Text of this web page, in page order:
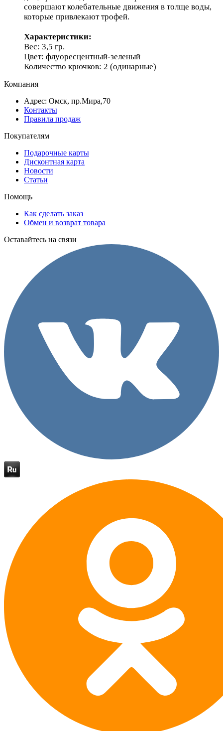
совершают колебательные движения в толще воды,
которые привлекают трофей.
Характеристики:
Вес: 3,5 гр.
Цвет: флуоресцентный-зеленый
Количество крючков: 2 (одинарные)
Компания
Адрес: Омск, пр.Мира,70
Контакты
Правила продаж
Покупателям
Подарочные карты
Дисконтная карта
Новости
Статьи
Помощь
Как сделать заказ
Обмен и возврат товара
Оставайтесь на связи